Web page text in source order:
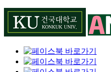
Skip
content